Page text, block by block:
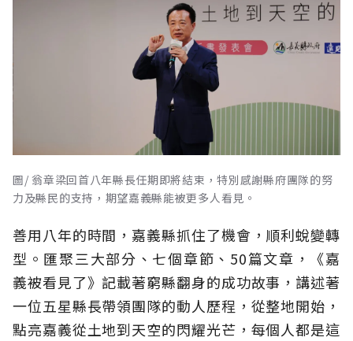
圖/ 翁章梁回首八年縣長任期即將結束，特別感謝縣府團隊的努
力及縣民的支持，期望嘉義縣能被更多人看見。
善用八年的時間，嘉義縣抓住了機會，順利蛻變轉
型。匯聚三大部分、七個章節、50篇文章，《嘉
義被看見了》記載著窮縣翻身的成功故事，講述著
一位五星縣長帶領團隊的動人歷程，從整地開始，
點亮嘉義從土地到天空的閃耀光芒，每個人都是這